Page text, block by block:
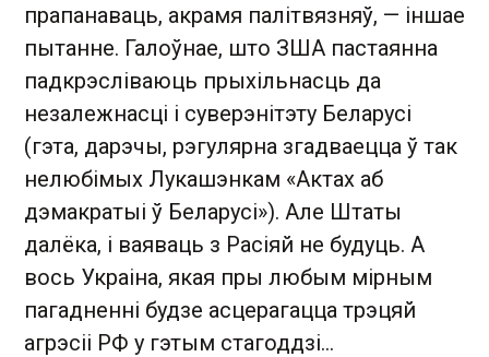
прапанаваць, акрамя палітвязняў, — іншае
пытанне. Галоўнае, што ЗША пастаянна
падкрэсліваюць прыхільнасць да
незалежнасці і суверэнітэту Беларусі
(гэта, дарэчы, рэгулярна згадваецца ў так
нелюбімых Лукашэнкам «Актах аб
дэмакратыі ў Беларусі»). Але Штаты
далёка, і ваяваць з Расіяй не будуць. А
вось Украіна, якая пры любым мірным
пагадненні будзе асцерагацца трэцяй
агрэсіі РФ у гэтым стагоддзі…